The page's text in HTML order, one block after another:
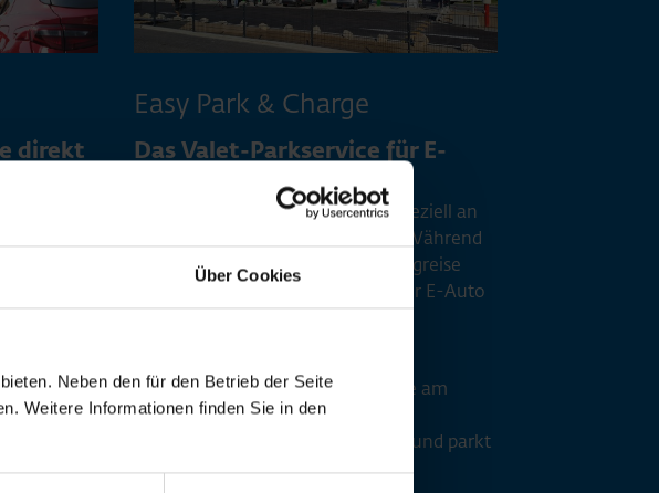
Über Cookies
Neben den für den Betrieb der Seite
Weitere Informationen finden Sie in den
direkt
Weg
Easy Park & Charge
Das Valet-Parkservice für E-
Easy Park & Charge richtet sich speziell an
alle Passagiere mit Elektroautos. Während
Sie entspannt und schnell Ihre Flugreise
antreten, kümmern wir uns um Ihr E-Auto
ausgewiesenen Easy Parking Zone am
Terminal 3. Dort übernimmt unser
geschultes Personal Ihr Fahrzeug und parkt
es im entsprechenden Bereich.